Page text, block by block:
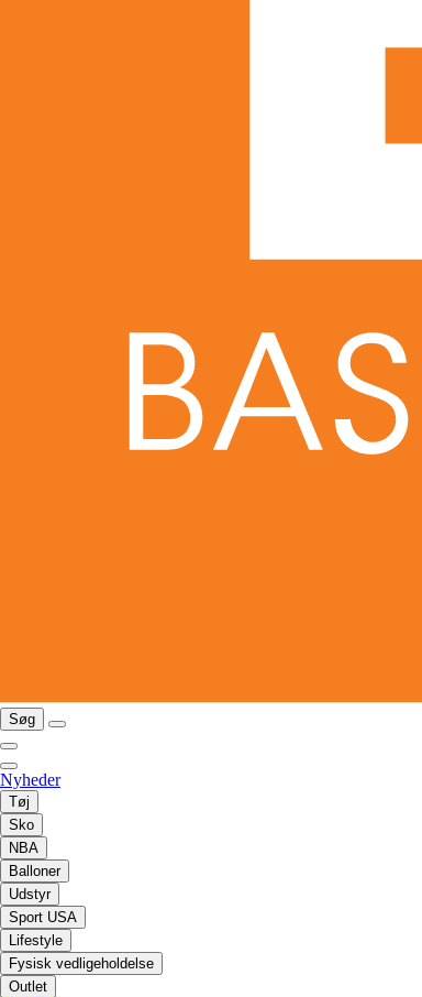
Søg
Nyheder
Tøj
Sko
NBA
Balloner
Udstyr
Sport USA
Lifestyle
Fysisk vedligeholdelse
Outlet